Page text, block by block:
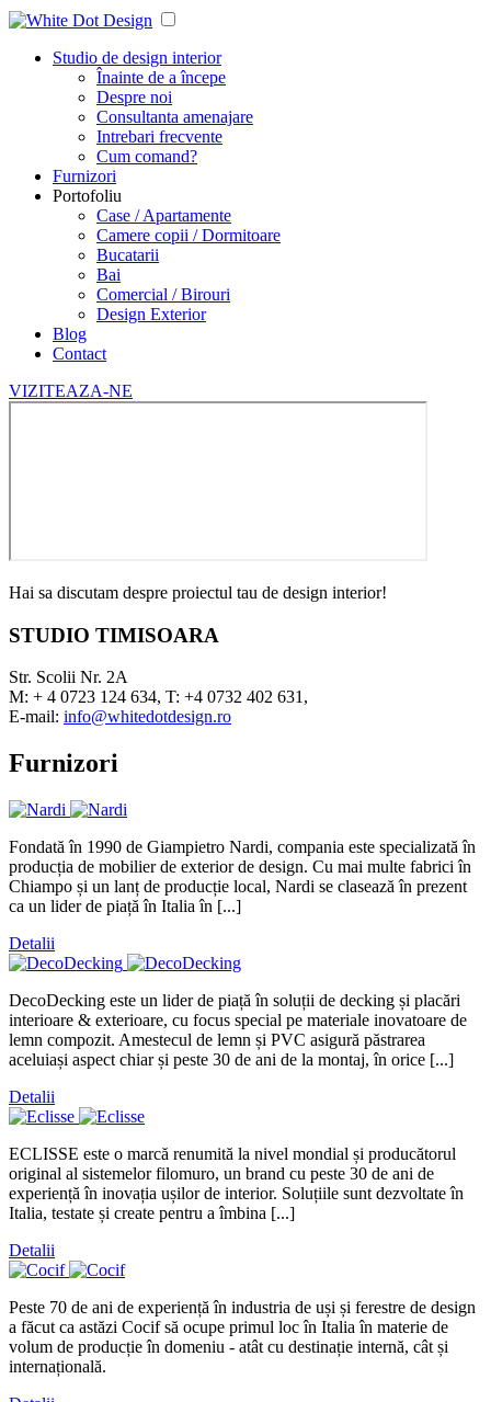
Studio de design interior
Înainte de a începe
Despre noi
Consultanta amenajare
Intrebari frecvente
Cum comand?
Furnizori
Portofoliu
Case / Apartamente
Camere copii / Dormitoare
Bucatarii
Bai
Comercial / Birouri
Design Exterior
Blog
Contact
VIZITEAZA-NE
Hai sa discutam despre proiectul tau de design interior!
STUDIO TIMISOARA
Str. Scolii Nr. 2A
M: + 4 0723 124 634, T: +4 0732 402 631,
E-mail: info@whitedotdesign.ro
Furnizori
Fondată în 1990 de Giampietro Nardi, compania este specializată în
producția de mobilier de exterior de design. Cu mai multe fabrici în
Chiampo și un lanț de producție local, Nardi se clasează în prezent
ca un lider de piață în Italia în [...]
Detalii
DecoDecking este un lider de piață în soluții de decking și placări
interioare & exterioare, cu focus special pe materiale inovatoare de
lemn compozit. Amestecul de lemn și PVC asigură păstrarea
aceluiași aspect chiar și peste 30 de ani de la montaj, în orice [...]
Detalii
ECLISSE este o marcă renumită la nivel mondial și producătorul
original al sistemelor filomuro, un brand cu peste 30 de ani de
experiență în inovația ușilor de interior. Soluțiile sunt dezvoltate în
Italia, testate și create pentru a îmbina [...]
Detalii
Peste 70 de ani de experiență în industria de uși și ferestre de design
a făcut ca astăzi Cocif să ocupe primul loc în Italia în materie de
volum de producție în domeniu - atât cu destinație internă, cât și
internațională.